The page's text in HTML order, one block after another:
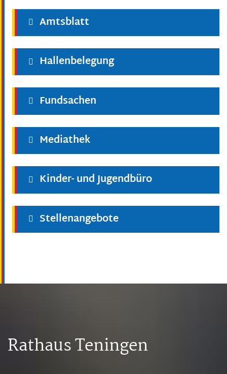
Amtsblatt
Hallenbelegung
Fundsachen
Mediathek
Kinder- und Jugendbüro
Stellenangebote
Rathaus Teningen